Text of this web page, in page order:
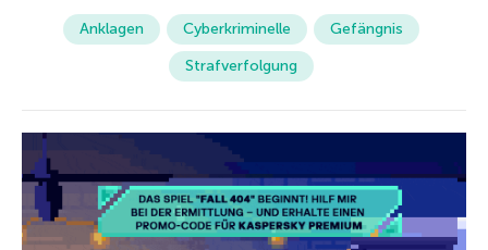
Anklagen Cyberkriminelle
Gefängnis
Strafverfolgung